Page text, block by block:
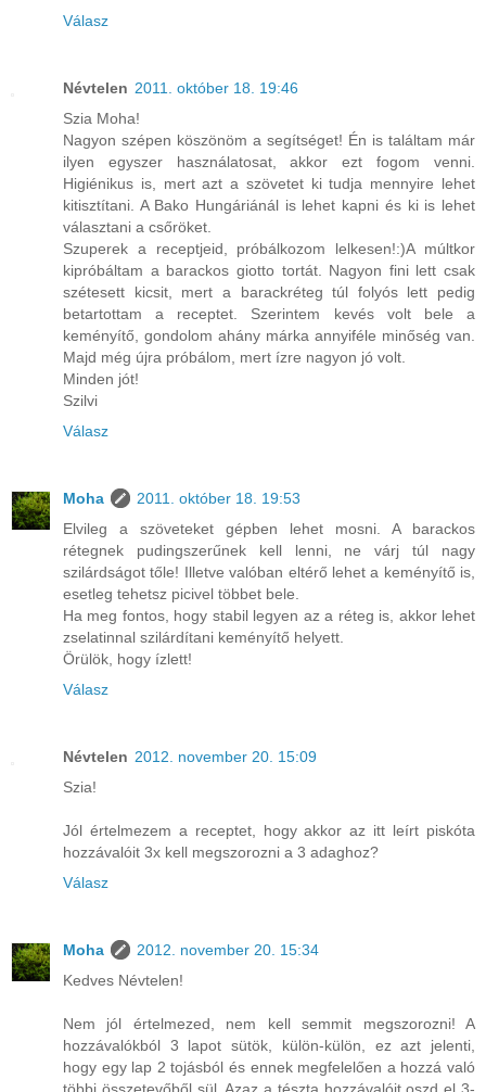
Válasz
Névtelen 2011. október 18. 19:46
Szia Moha!
Nagyon szépen köszönöm a segítséget! Én is találtam már
ilyen egyszer használatosat, akkor ezt fogom venni.
Higiénikus is, mert azt a szövetet ki tudja mennyire lehet
kitisztítani. A Bako Hungáriánál is lehet kapni és ki is lehet
választani a csőröket.
Szuperek a receptjeid, próbálkozom lelkesen!:)A múltkor
kipróbáltam a barackos giotto tortát. Nagyon fini lett csak
szétesett kicsit, mert a barackréteg túl folyós lett pedig
betartottam a receptet. Szerintem kevés volt bele a
keményítő, gondolom ahány márka annyiféle minőség van.
Majd még újra próbálom, mert ízre nagyon jó volt.
Minden jót!
Szilvi
Válasz
Moha
2011. október 18. 19:53
Elvileg a szöveteket gépben lehet mosni. A barackos
rétegnek pudingszerűnek kell lenni, ne várj túl nagy
szilárdságot tőle! Illetve valóban eltérő lehet a keményítő is,
esetleg tehetsz picivel többet bele.
Ha meg fontos, hogy stabil legyen az a réteg is, akkor lehet
zselatinnal szilárdítani keményítő helyett.
Örülök, hogy ízlett!
Válasz
Névtelen 2012. november 20. 15:09
Szia!
Jól értelmezem a receptet, hogy akkor az itt leírt piskóta
hozzávalóit 3x kell megszorozni a 3 adaghoz?
Válasz
Moha
2012. november 20. 15:34
Kedves Névtelen!
Nem jól értelmezed, nem kell semmit megszorozni! A
hozzávalókból 3 lapot sütök, külön-külön, ez azt jelenti,
hogy egy lap 2 tojásból és ennek megfelelően a hozzá való